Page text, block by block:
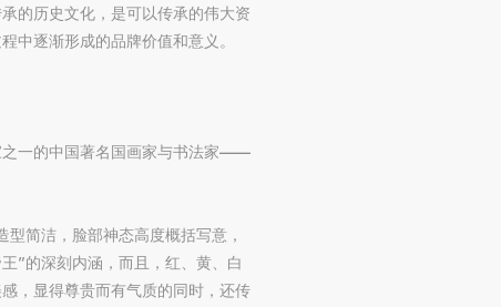
的历史文化，是可以传承的伟大资
中逐渐形成的品牌价值和意义。
之一的中国著名国画家与书法家——
简洁，脸部神态高度概括写意，
”的深刻内涵，而且，红、黄、白
，显得尊贵而有气质的同时，还传